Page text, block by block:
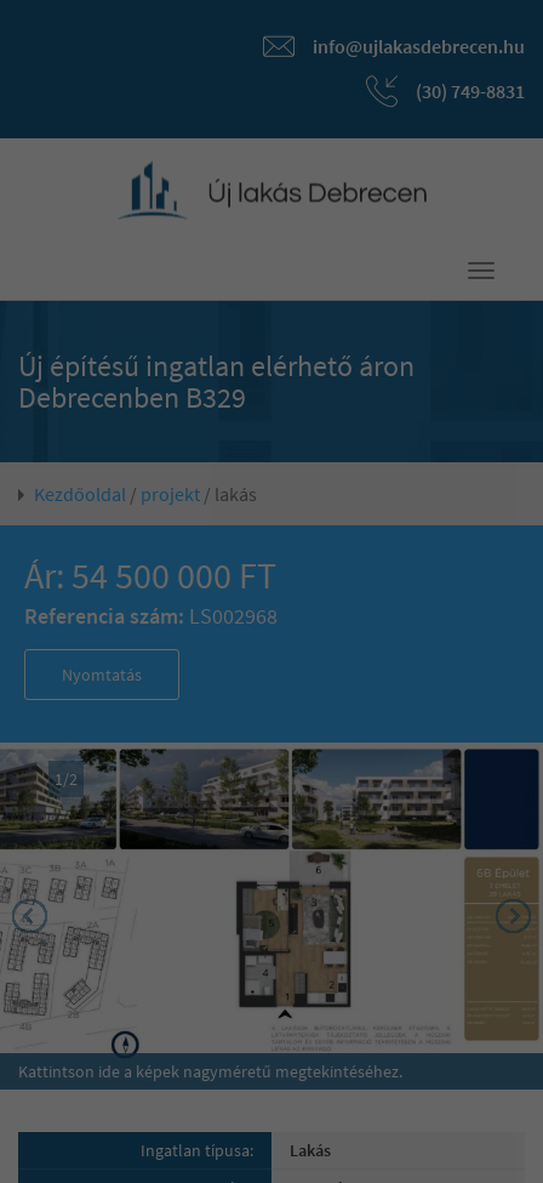
info@ujlakasdebrecen.hu
(30) 749-8831
Toggle
Új építésű ingatlan elérhető áron
Debrecenben B329
Kezdőoldal / projekt / lakás
Ár: 54 500 000 FT
Referencia szám: LS002968
Nyomtatás
1/2
Kattintson ide a képek nagyméretű megtekintéséhez.
Ingatlan típusa:
Lakás